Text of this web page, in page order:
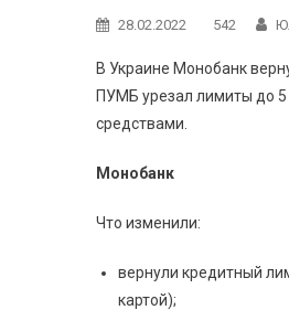
28.02.2022 542
В Украине Монобанк
ПУМБ урезал лимиты до 5
средствами.
Монобанк
Что изменили:
вернули кредитный
картой);